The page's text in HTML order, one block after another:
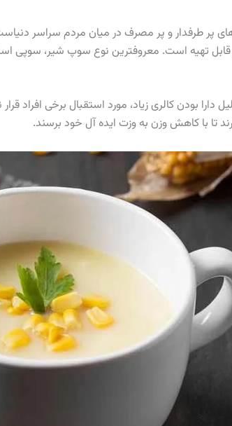
پر طرفدار و پر مصرف در میان مردم سراسر
قابل تهیه است. معروفترین نوع سوپ شیر، سوپی
دارا بودن کالری زیاد، مورد استقبال برخی افراد
تا با کاهش وزن به وزت ایده آل خود برسند.